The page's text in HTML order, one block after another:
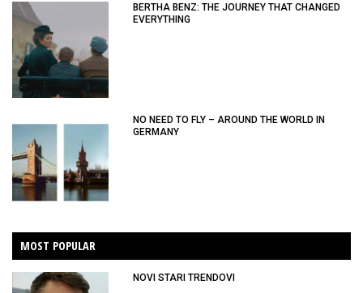
BERTHA BENZ: THE JOURNEY THAT CHANGED
EVERYTHING
NO NEED TO FLY – AROUND THE WORLD IN
GERMANY
MOST POPULAR
NOVI STARI TRENDOVI